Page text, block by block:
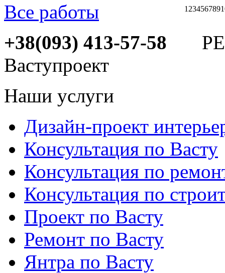
1 23456789
Все работы
+38(093) 413-57-58
Ваступроект
Наши услуги
Дизайн-проект
Консультация по Васту
Консультация по
Консультация по
Проект по Васту
Ремонт по Васту
Янтра по Васту